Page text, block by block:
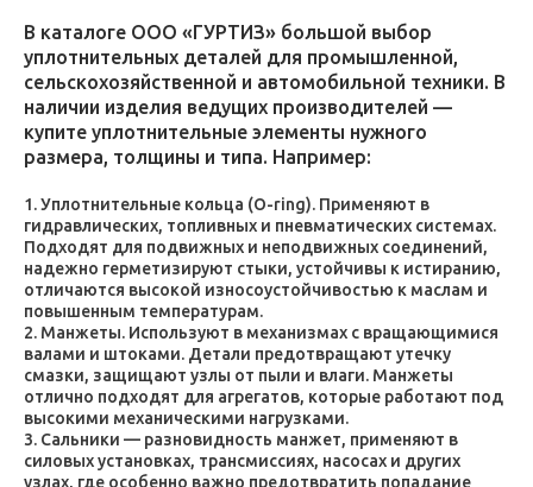
В каталоге ООО «ГУРТИЗ» большой выбор
уплотнительных деталей для промышленной,
сельскохозяйственной и автомобильной техники. В
наличии изделия ведущих производителей —
купите уплотнительные элементы нужного
размера, толщины и типа. Например:
Уплотнительные кольца (O-ring). Применяют в
гидравлических, топливных и пневматических системах.
Подходят для подвижных и неподвижных соединений,
надежно герметизируют стыки, устойчивы к истиранию,
отличаются высокой износоустойчивостью к маслам и
повышенным температурам.
Манжеты. Используют в механизмах с вращающимися
валами и штоками. Детали предотвращают утечку
смазки, защищают узлы от пыли и влаги. Манжеты
отлично подходят для агрегатов, которые работают под
высокими механическими нагрузками.
Сальники — разновидность манжет, применяют в
силовых установках, трансмиссиях, насосах и других
узлах, где особенно важно предотвратить попадание